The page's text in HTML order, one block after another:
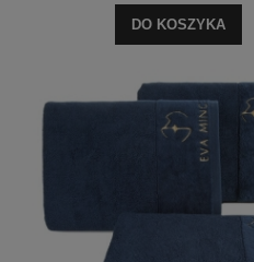
DO KOSZYKA